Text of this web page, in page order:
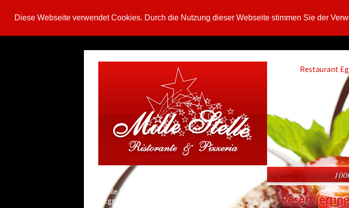
Diese Webseite verwendet Cookies. Durch die Nutzung dieser Webseite stimmen Sie der
Mille Stelle
Eggenstein
Restaurant